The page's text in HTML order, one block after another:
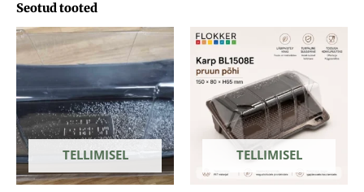
Seotud tooted
TELLIMISEL TELLIMISEL